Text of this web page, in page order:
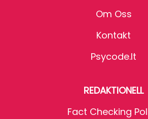
Om Oss
Kontakt
Psycode.it
REDAKTIONELL
Fact Checking